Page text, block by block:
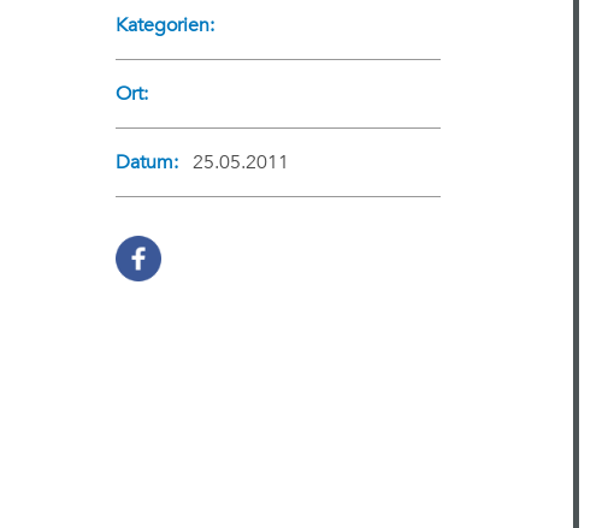
Kategorien:
Ort:
Datum: 25.05.2011